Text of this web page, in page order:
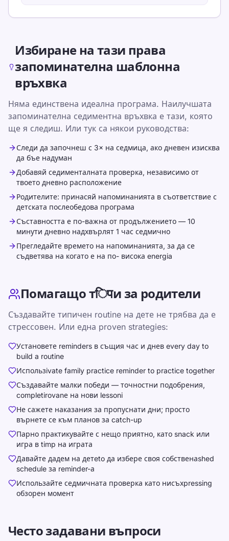
Избиране на тази права
запоминателна шаблонна
връхвка
Няма единствена идеална програма. Наилучшата
запоминателна седиментна връхвка е тази, която
ще я следиш. Или тук са някои руководства:
Следи да започнеш с 3× на седмица, ако дневен изисква
да бъе надуман
Добавяй седименталната проверка, независимо от
твоето дневно расположение
Родителите: принасяй напоминанията в съответствие с
детската послеобедова програма
Съставността е по-важна от продължението — 10
минути дневно надхвърлят 1 час седмично
Прегледайте времето на напоминанията, за да се
съдветява на когато е на по- висока energia
Помагащо тिपи за родители
Създавайте типичен routine на дете не трябва да е
стрессовен. Или една proven strategies:
Установете reminders в същия час и днев every day to
build a routine
Использivate family practice reminder to practice together
Създавайте малки победи — точностни подобрения,
completirovanе на нови lessoni
Не сажете наказания за пропуснати дни; просто
върнете се към планов за catch-up
Парно практикувайте с нещо приятно, като snack или
игра в timp на играта
Давайте дадем на детeto да избере своя собственаshed
schedule за reminder-а
Использайте седмичната проверка като нисъхpressing
обзорен момент
Често задавани въпроси